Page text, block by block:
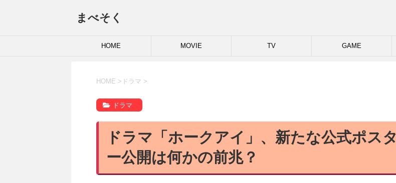
まべそく
HOME MOVIE TV GAME
HOME > ドラマ >
ドラマ
ドラマ「ホークアイ」、新たな公式ポスタ
ー公開は何かの前兆？